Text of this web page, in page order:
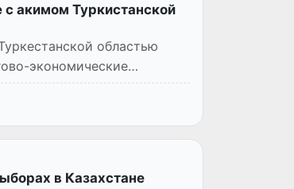
с акимом Туркистанской
областью
экономические
в Казахстане